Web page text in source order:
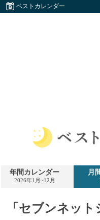
ベストカレンダー
ト
カ
ダ
ー
年間カレンダー
2026年1月~12月
月
「セブンネッ